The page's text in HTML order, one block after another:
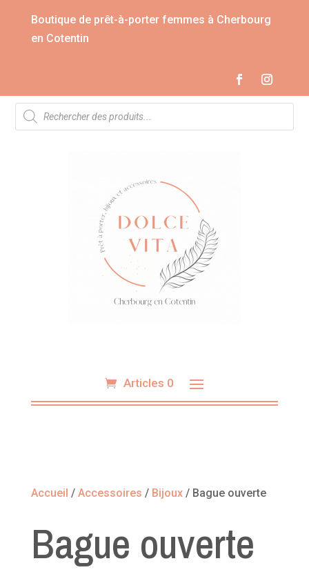
Boutique de prêt-à-porter femmes à Cherbourg
en Cotentin
Recherche
de
produits
Articles 0
Accueil / Accessoires / Bijoux/ Bague ouverte
Bague ouverte